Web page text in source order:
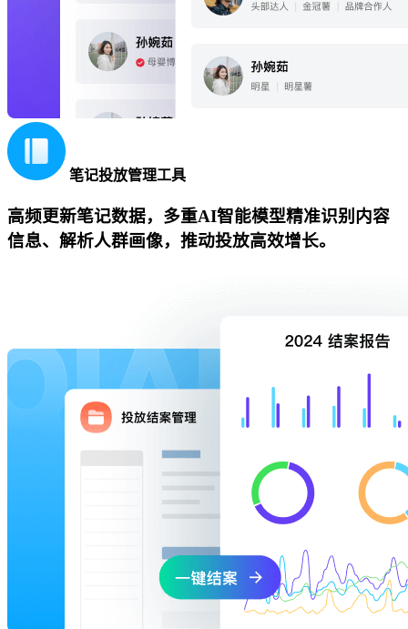
笔记投放管理工具
高频更新笔记数据，多重AI智能模型精准识别内容
信息、解析人群画像，推动投放高效增长。